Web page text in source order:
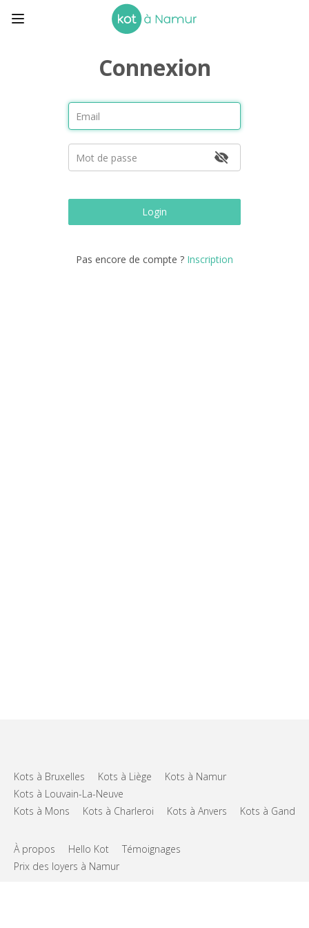
Connexion
Login
Pas encore de compte ? Inscription
Kots à Bruxelles Kots à Liège
Kots à Namur
Kots à Louvain-La-Neuve
Kots à Mons
Kots à Charleroi Kots à Anvers Kots à Gand
À propos Hello Kot
Témoignages
Prix des loyers à Namur